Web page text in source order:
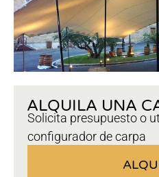
ALQUILA UNA
Solicita presupuesto o
configurador de carpa